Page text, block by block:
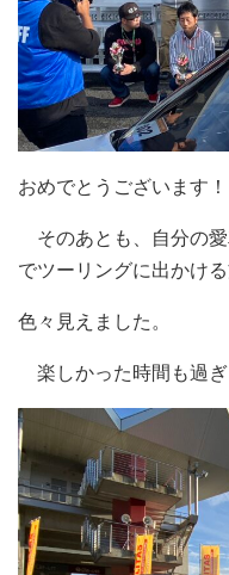
おめでとうございます！
そのあとも、自分の
でツーリングに出かける
色々見えました。
楽しかった時間も過ぎ